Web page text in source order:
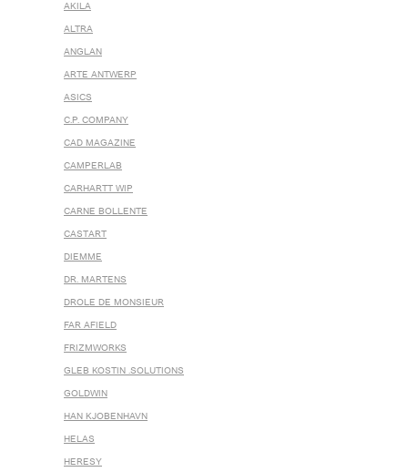
AKILA
ALTRA
ANGLAN
ARTE ANTWERP
ASICS
C.P. COMPANY
CAD MAGAZINE
CAMPERLAB
CARHARTT WIP
CARNE BOLLENTE
CASTART
DIEMME
DR. MARTENS
DROLE DE MONSIEUR
FAR AFIELD
FRIZMWORKS
GLEB KOSTIN .SOLUTIONS
GOLDWIN
HAN KJOBENHAVN
HELAS
HERESY